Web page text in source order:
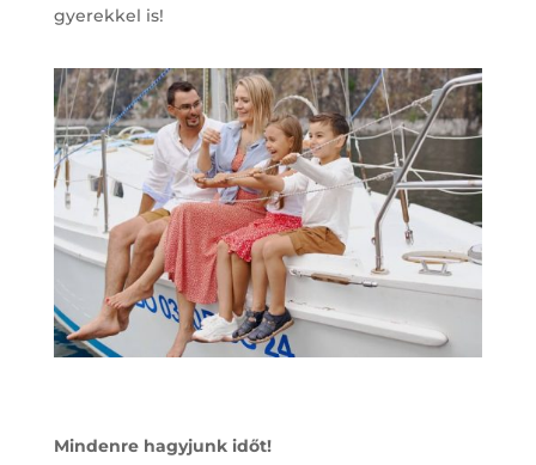
gyerekkel is!
Mindenre hagyjunk időt!